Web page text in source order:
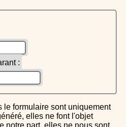
:
elles ne font l'objet
notre part, elles ne nous sont